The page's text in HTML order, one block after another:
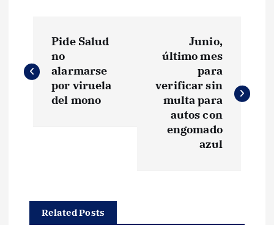
a
c
Pide Salud
no
alarmarse
por viruela
del mono
Junio,
último mes
para
verificar sin
multa para
autos con
engomado
azul
Related Posts